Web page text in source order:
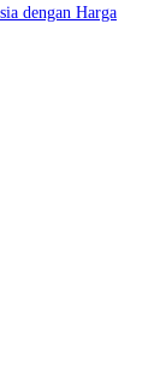
dengan Harga